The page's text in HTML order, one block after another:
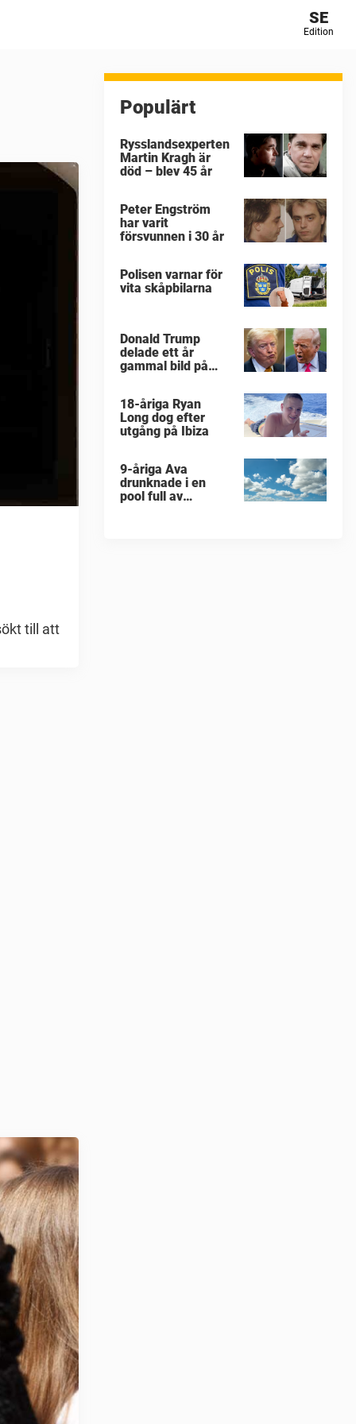
SE
Edition
till att
Populärt
Rysslandsexperten
Martin Kragh är
död – blev 45 år
Peter Engström
har varit
försvunnen i 30 år
Polisen varnar för
vita skåpbilarna
Donald Trump
delade ett år
gammal bild på
18-åriga Ryan
Long dog efter
utgång på Ibiza
9-åriga Ava
drunknade i en
pool full av